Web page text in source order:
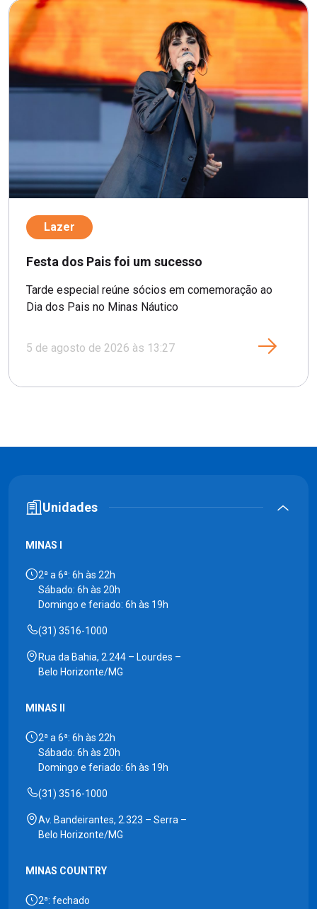
Lazer
Festa dos Pais foi um sucesso
Tarde especial reúne sócios em comemoração ao
Dia dos Pais no Minas Náutico
5 de agosto de 2026 às 13:27
Unidades
MINAS I
2ª a 6ª: 6h às 22h
Sábado: 6h às 20h
Domingo e feriado: 6h às 19h
(31) 3516-1000
Rua da Bahia, 2.244 – Lourdes –
Belo Horizonte/MG
MINAS II
2ª a 6ª: 6h às 22h
Sábado: 6h às 20h
Domingo e feriado: 6h às 19h
(31) 3516-1000
Av. Bandeirantes, 2.323 – Serra –
Belo Horizonte/MG
MINAS COUNTRY
2ª: fechado